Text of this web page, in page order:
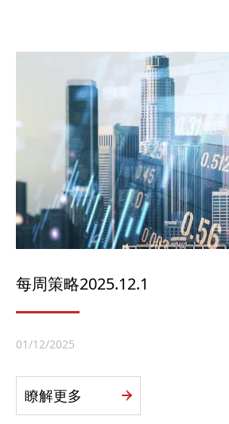
每周策略2025.12.1
01/12/2025
瞭解更多